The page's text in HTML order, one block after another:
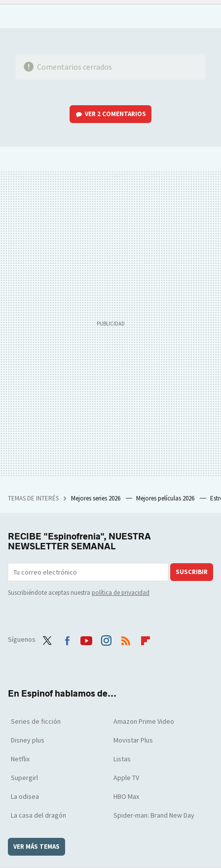
FACEBOOKTWITTERFLIPBOARD
E-
WHATSAPP
Comentarios cerrados
VER 2 COMENTARIOS
TEMAS DE INTERÉS Mejores series 2026 Mejores películas 2026
RECIBE "Espinofrenia", NUESTRA
NEWSLETTER SEMANAL
SUSCRIBIR
Suscribiéndote aceptas nuestra política de privacidad
Síguenos
En Espinof hablamos de...
Series de ficción Amazon Prime Video
Disney plus Movistar Plus
Netflix Listas
Supergirl Apple TV
La odisea HBO Max
La casa del dragón Spider-man: Brand New Day
VER MÁS TEMAS